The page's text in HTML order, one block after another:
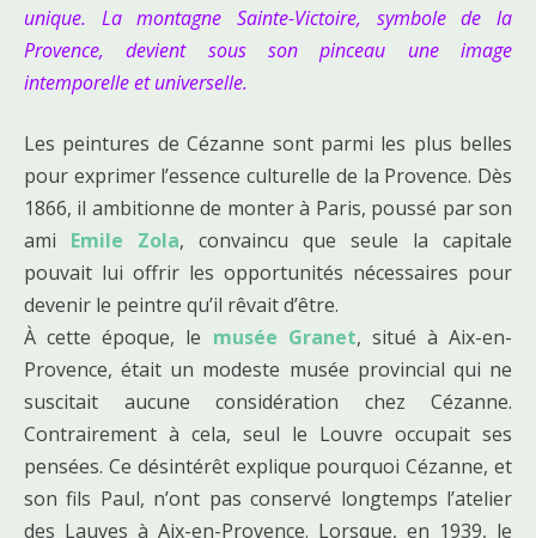
unique. La montagne Sainte-Victoire, symbole de la
Provence, devient sous son pinceau une image
intemporelle et universelle.
Les peintures de Cézanne sont parmi les plus belles
pour exprimer l’essence culturelle de la Provence. Dès
1866, il ambitionne de monter à Paris, poussé par son
ami Emile Zola, convaincu que seule la capitale
pouvait lui offrir les opportunités nécessaires pour
devenir le peintre qu’il rêvait d’être.
À cette époque, le musée Granet, situé à Aix-en-
Provence, était un modeste musée provincial qui ne
suscitait aucune considération chez Cézanne.
Contrairement à cela, seul le Louvre occupait ses
pensées. Ce désintérêt explique pourquoi Cézanne, et
son fils Paul, n’ont pas conservé longtemps l’atelier
des Lauves à Aix-en-Provence. Lorsque, en 1939, le